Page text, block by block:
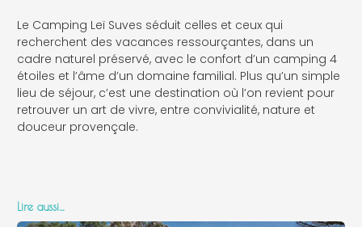
Le Camping Leï Suves séduit celles et ceux qui
recherchent des vacances ressourçantes, dans un
cadre naturel préservé, avec le confort d’un camping 4
étoiles et l’âme d’un domaine familial. Plus qu’un simple
lieu de séjour, c’est une destination où l’on revient pour
retrouver un art de vivre, entre convivialité, nature et
douceur provençale.
Lire aussi…